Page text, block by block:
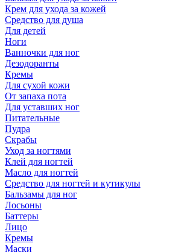
Крем для ухода за кожей
Средство для душа
Для детей
Ноги
Ванночки для ног
Дезодоранты
Кремы
Для сухой кожи
От запаха пота
Для уставших ног
Питательные
Пудра
Скрабы
Уход за ногтями
Клей для ногтей
Масло для ногтей
Средство для ногтей и кутикулы
Бальзамы для ног
Лосьоны
Баттеры
Лицо
Кремы
Маски